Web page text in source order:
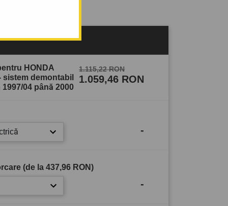
HONDA
sistem demontabil
04 până 2000
1.115,22 RON
1.059,46 RON
-
(de la 437,96 RON)
-